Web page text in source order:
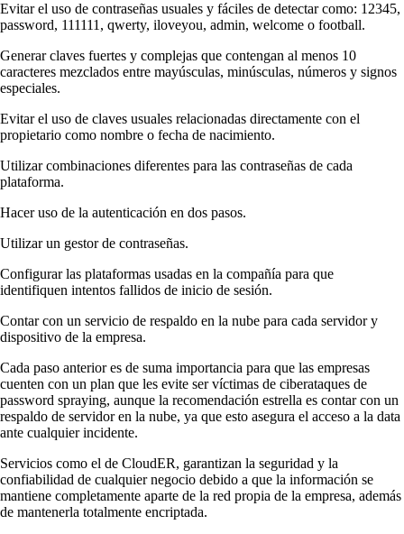
Evitar el uso de contraseñas usuales y fáciles de detectar como: 12345,
password, 111111, qwerty, iloveyou, admin, welcome o football.
Generar claves fuertes y complejas que contengan al menos 10
caracteres mezclados entre mayúsculas, minúsculas, números y signos
especiales.
Evitar el uso de claves usuales relacionadas directamente con el
propietario como nombre o fecha de nacimiento.
Utilizar combinaciones diferentes para las contraseñas de cada
plataforma.
Hacer uso de la autenticación en dos pasos.
Utilizar un gestor de contraseñas.
Configurar las plataformas usadas en la compañía para que
identifiquen intentos fallidos de inicio de sesión.
Contar con un servicio de respaldo en la nube para cada servidor y
dispositivo de la empresa.
Cada paso anterior es de suma importancia para que las empresas
cuenten con un plan que les evite ser víctimas de ciberataques de
password spraying, aunque la recomendación estrella es contar con un
respaldo de servidor en la nube, ya que esto asegura el acceso a la data
ante cualquier incidente.
Servicios como el de CloudER, garantizan la seguridad y la
confiabilidad de cualquier negocio debido a que la información se
mantiene completamente aparte de la red propia de la empresa, además
de mantenerla totalmente encriptada.